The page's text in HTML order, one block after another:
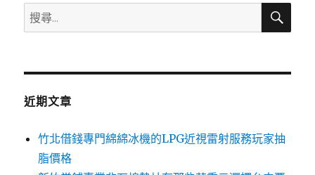
搜
尋
鍵
搜
近期文章
竹北借錢專門綿綿冰機的LPG近視雷射服務玩家抽
脂價格